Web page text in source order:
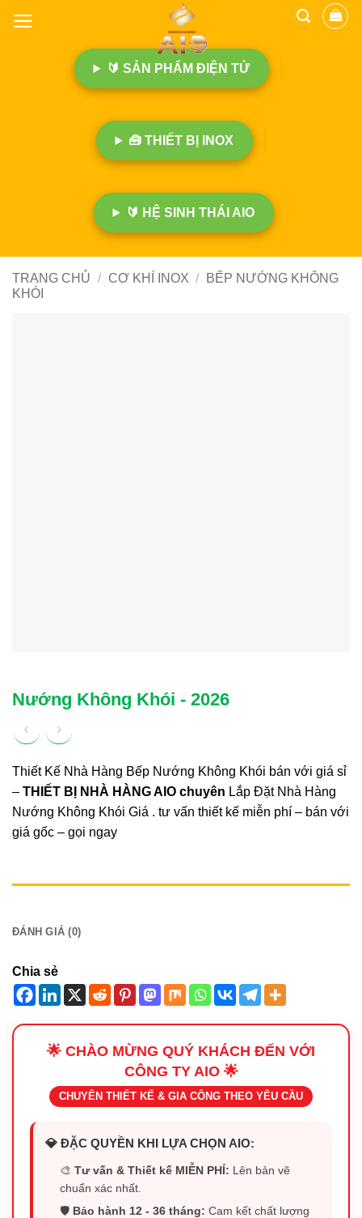
🔰 SẢN PHẨM ĐIỆN TỬ
🧰 THIẾT BỊ INOX
🔰 HỆ SINH THÁI AIO
TRANG CHỦ / CƠ KHÍ INOX /
BẾP NƯỚNG KHÔNG
KHÓI
Nướng Không Khói - 2026
Thiết Kế Nhà Hàng Bếp Nướng Không Khói bán với giá sỉ
– THIẾT BỊ NHÀ HÀNG AIO chuyên Lắp Đặt Nhà Hàng
Nướng Không Khói Giá . tư vấn thiết kế miễn phí – bán với
giá gốc – gọi ngay
ĐÁNH GIÁ (0)
Chia sẻ
🌟 CHÀO MỪNG QUÝ KHÁCH ĐẾN VỚI
CÔNG TY AIO 🌟
CHUYÊN THIẾT KẾ & GIA CÔNG THEO YÊU CẦU
💎 ĐẶC QUYỀN KHI LỰA CHỌN AIO:
🎨Tư vấn & Thiết kế MIỄN PHÍ: Lên bản vẽ
chuẩn xác nhất.
🛡️ Bảo hành 12 - 36 tháng: Cam kết chất lượng